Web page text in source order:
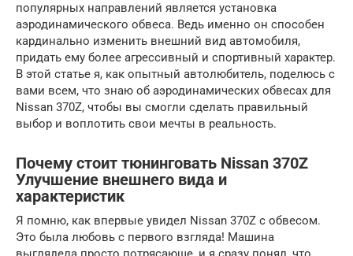
популярных направлений является установка
аэродинамического обвеса. Ведь именно он способен
кардинально изменить внешний вид автомобиля,
придать ему более агрессивный и спортивный характер.
В этой статье я, как опытный автолюбитель, поделюсь с
вами всем, что знаю об аэродинамических обвесах для
Nissan 370Z, чтобы вы смогли сделать правильный
выбор и воплотить свои мечты в реальность.
Почему стоит тюнинговать Nissan 370Z
Улучшение внешнего вида и
характеристик
Я помню, как впервые увидел Nissan 370Z с обвесом.
Это была любовь с первого взгляда! Машина